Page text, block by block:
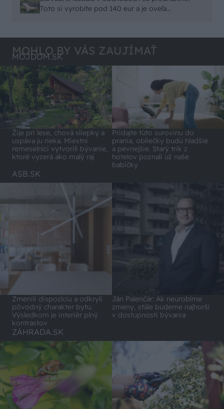
Toto si vyrobíte pod 140 eur a je oveľa
remeselným spracovaním, škoda. No lepšie než
MOHLO BY VÁS ZAUJÍMAŤ
MÔJDOM.SK
Žije pri lese, chová sliepky a
uspáva ju rieka. Miestni
remeselníci vytvorili bývanie,
ktoré vyzerá ako malý raj
Pridajte túto surovinu do
prania, obliečky budú hladšie
a pevnejšie. Starý trik z
hotelov poznali už naše
babičky
ASB.SK
Zmenili dispozíciu a odkryli
pôvodný charakter bytu.
Výsledkom je interiér plný
kontrastov
Ján Palenčár: Ak neurobíme
zmeny, stále budeme najhorší
v dostupnosti bývania
ZÁHRADA.SK